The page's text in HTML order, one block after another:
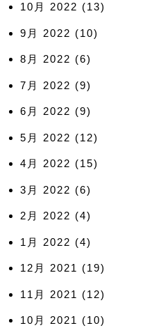
10月 2022 (13)
9月 2022 (10)
8月 2022 (6)
7月 2022 (9)
6月 2022 (9)
5月 2022 (12)
4月 2022 (15)
3月 2022 (6)
2月 2022 (4)
1月 2022 (4)
12月 2021 (19)
11月 2021 (12)
10月 2021 (10)